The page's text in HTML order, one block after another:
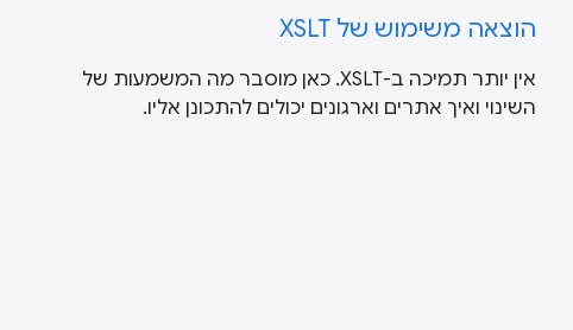
הוצאה משימוש של XSLT
אין יותר תמיכה ב-XSLT. כאן מוסבר מה המשמעות של
השינוי ואיך אתרים וארגונים יכולים להתכונן אליו.